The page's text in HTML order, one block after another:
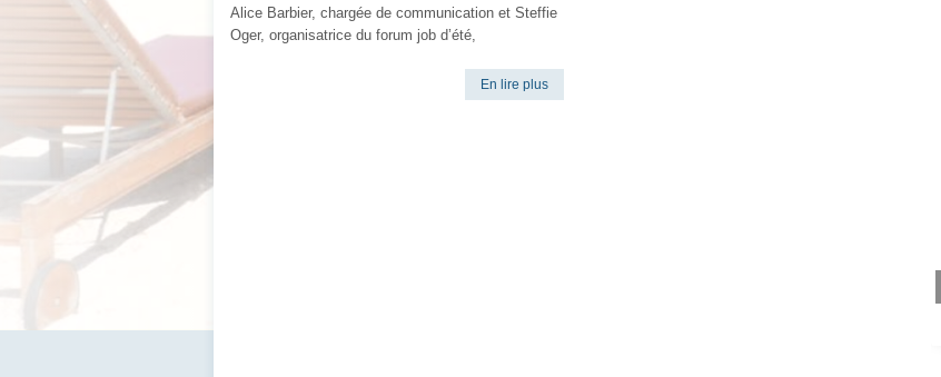
Alice Barbier, chargée de communication et Steffie
Oger, organisatrice du forum job d’été,
En lire plus